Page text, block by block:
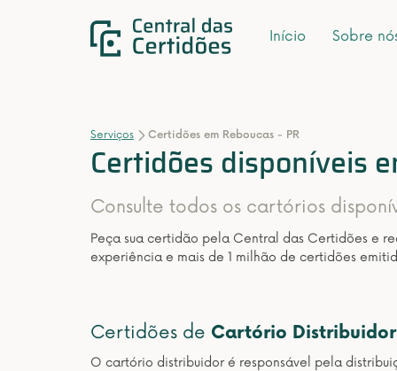
Início Sobre
Serviços Certidões em Reboucas - PR
Certidões disponíveis
Consulte todos os cartórios
Peça sua certidão pela Central das Certidões e
experiência e mais de 1 milhão de certidões
Certidões de Cartório Distribuidor
O cartório distribuidor é responsável pela